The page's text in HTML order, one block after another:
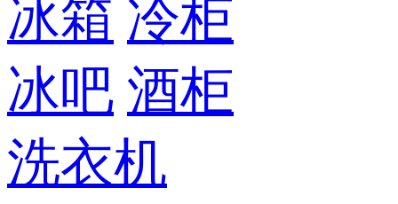
冰箱 冷柜
冰吧 酒柜
洗衣机